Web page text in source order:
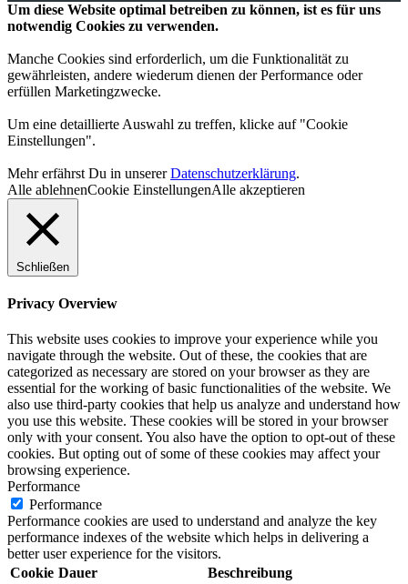
Um diese Website optimal betreiben zu können, ist es für uns
notwendig Cookies zu verwenden.
Manche Cookies sind erforderlich, um die Funktionalität zu
gewährleisten, andere wiederum dienen der Performance oder
erfüllen Marketingzwecke.
Um eine detaillierte Auswahl zu treffen, klicke auf "Cookie
Einstellungen".
Mehr erfährst Du in unsererDatenschutzerklärung.
Alle ablehnenCookie EinstellungenAlle akzeptieren
Schließen
Privacy Overview
This website uses cookies to improve your experience while you
navigate through the website. Out of these, the cookies that are
categorized as necessary are stored on your browser as they are
essential for the working of basic functionalities of the website. We
also use third-party cookies that help us analyze and understand how
you use this website. These cookies will be stored in your browser
only with your consent. You also have the option to opt-out of these
cookies. But opting out of some of these cookies may affect your
browsing experience.
Performance
Performance
Performance cookies are used to understand and analyze the key
performance indexes of the website which helps in delivering a
better user experience for the visitors.
Cookie Dauer
Beschreibung